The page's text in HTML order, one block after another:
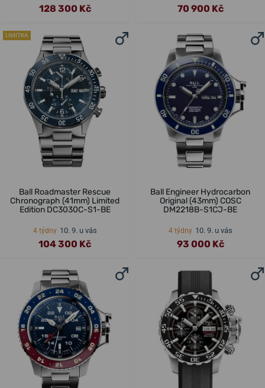
128 300 Kč 70 900 Kč
LIMITKA
Ball Roadmaster Rescue
Chronograph (41mm) Limited
Edition DC3030C-S1-BE
4 týdny 10. 9. u vás
104 300 Kč
Ball Engineer Hydrocarbon
Original (43mm) COSC
DM2218B-S1CJ-BE
4 týdny 10. 9. u vás
93 000 Kč